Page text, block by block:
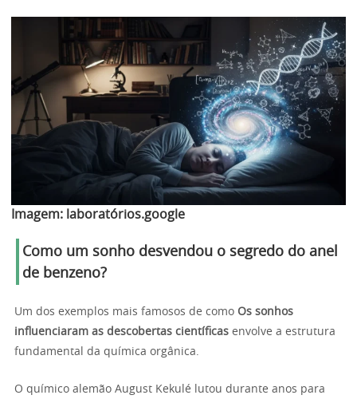
Imagem: laboratórios.google
Como um sonho desvendou o segredo do anel
de benzeno?
Um dos exemplos mais famosos de como Os sonhos
influenciaram as descobertas científicas envolve a estrutura
fundamental da química orgânica.
O químico alemão August Kekulé lutou durante anos para